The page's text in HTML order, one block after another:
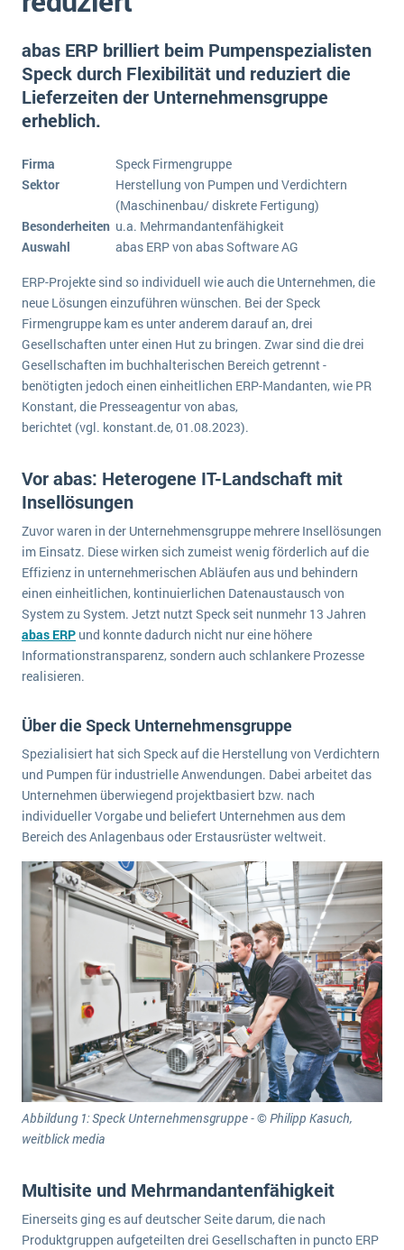
Vergleich
Auswahl
Einführung
Auswertung
Service und Wartung
E-commerce
Einzelhandel
Finanzen
Grosshandel
Handel
Health Care
Installation
Maschinenbau
Medien
NGO
Lebensmittelindustrie
Logistik
Immobilien
Services
Textil und Mode
Vermietung
Versorgung
Die 4 Komponenten eines CRM-Systems
Was ist Data Mining? - Ein Leitfaden für Unternehmen
Mehr über ERP-Software
ERP Wissenszentrum
Ein WMS implementieren: Das sind die 6
wichtigsten Punkte, die es zu beachten gilt
ERP-Software für Abfallentsorger
Digitale Arbeitsaufträge in Ihrem ERP- oder FSM-System: clever und effizient
MEHR ÜBER ERP-SOFTWARE
ERP News
SAP übernimmt Reltio für eine bessere
Datenintegration
Die „SaaSpocalypse“: Was ist das und was bedeutet es für die Zukunft von Unternehmenssoftware?
SAP investiert mit zwei strategischen Übernahmen in Enterprise-KI
ERP-Trends in der Produktion
NACHRICHTENARCHIV
Über uns
DSGVO/GDPR
Impressum
abas ERP brilliert beim Pumpenspezialisten
Speck durch Flexibilität und reduziert die
Lieferzeiten der Unternehmensgruppe
erheblich.
Firma
Speck Firmengruppe
Sektor
Herstellung von Pumpen und Verdichtern
(Maschinenbau/ diskrete Fertigung)
Besonderheiten u.a. Mehrmandantenfähigkeit
Auswahl
abas ERP von abas Software AG
ERP-Projekte sind so individuell wie auch die Unternehmen, die
neue Lösungen einzuführen wünschen. Bei der Speck
Firmengruppe kam es unter anderem darauf an, drei
Gesellschaften unter einen Hut zu bringen. Zwar sind die drei
Gesellschaften im buchhalterischen Bereich getrennt -
benötigten jedoch einen einheitlichen ERP-Mandanten, wie PR
Konstant, die Presseagentur von abas,
berichtet (vgl. konstant.de, 01.08.2023).
Vor abas: Heterogene IT-Landschaft mit
Insellösungen
Zuvor waren in der Unternehmensgruppe mehrere Insellösungen
im Einsatz. Diese wirken sich zumeist wenig förderlich auf die
Effizienz in unternehmerischen Abläufen aus und behindern
einen einheitlichen, kontinuierlichen Datenaustausch von
System zu System. Jetzt nutzt Speck seit nunmehr 13 Jahren
abas ERP und konnte dadurch nicht nur eine höhere
Informationstransparenz, sondern auch schlankere Prozesse
realisieren.
Über die Speck Unternehmensgruppe
Spezialisiert hat sich Speck auf die Herstellung von Verdichtern
und Pumpen für industrielle Anwendungen. Dabei arbeitet das
Unternehmen überwiegend projektbasiert bzw. nach
individueller Vorgabe und beliefert Unternehmen aus dem
Bereich des Anlagenbaus oder Erstausrüster weltweit.
Abbildung 1: Speck Unternehmensgruppe -© Philipp Kasuch,
weitblick media
Multisite und Mehrmandantenfähigkeit
Einerseits ging es auf deutscher Seite darum, die nach
Produktgruppen aufgeteilten drei Gesellschaften in puncto ERP